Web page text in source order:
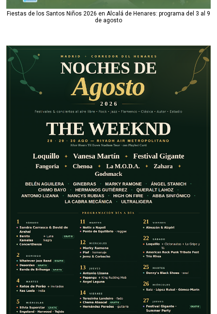
Fiestas de los Santos Niños 2026 en Alcalá de Henares: programa del 3 al 9
de agosto